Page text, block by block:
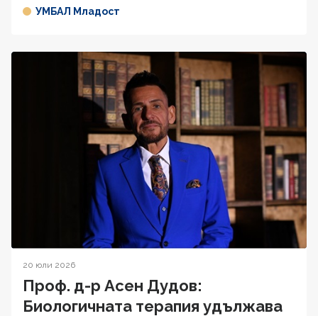
УМБАЛ Младост
20 юли 2026
Проф. д-р Асен Дудов:
Биологичната терапия удължава